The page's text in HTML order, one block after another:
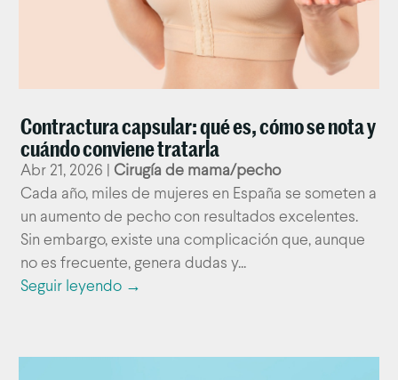
Contractura capsular: qué es, cómo se nota y
cuándo conviene tratarla
Abr 21, 2026 |Cirugía de mama/pecho
Cada año, miles de mujeres en España se someten a
un aumento de pecho con resultados excelentes.
Sin embargo, existe una complicación que, aunque
no es frecuente, genera dudas y...
Seguir leyendo →